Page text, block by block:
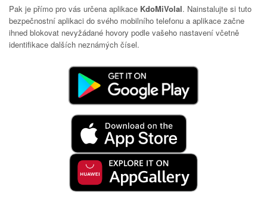
Pak je přímo pro vás určena aplikace KdoMiVolal. Nainstalujte si tuto
bezpečnostní aplikaci do svého mobilního telefonu a aplikace začne
ihned blokovat nevyžádané hovory podle vašeho nastavení včetně
identifikace dalších neznámých čísel.